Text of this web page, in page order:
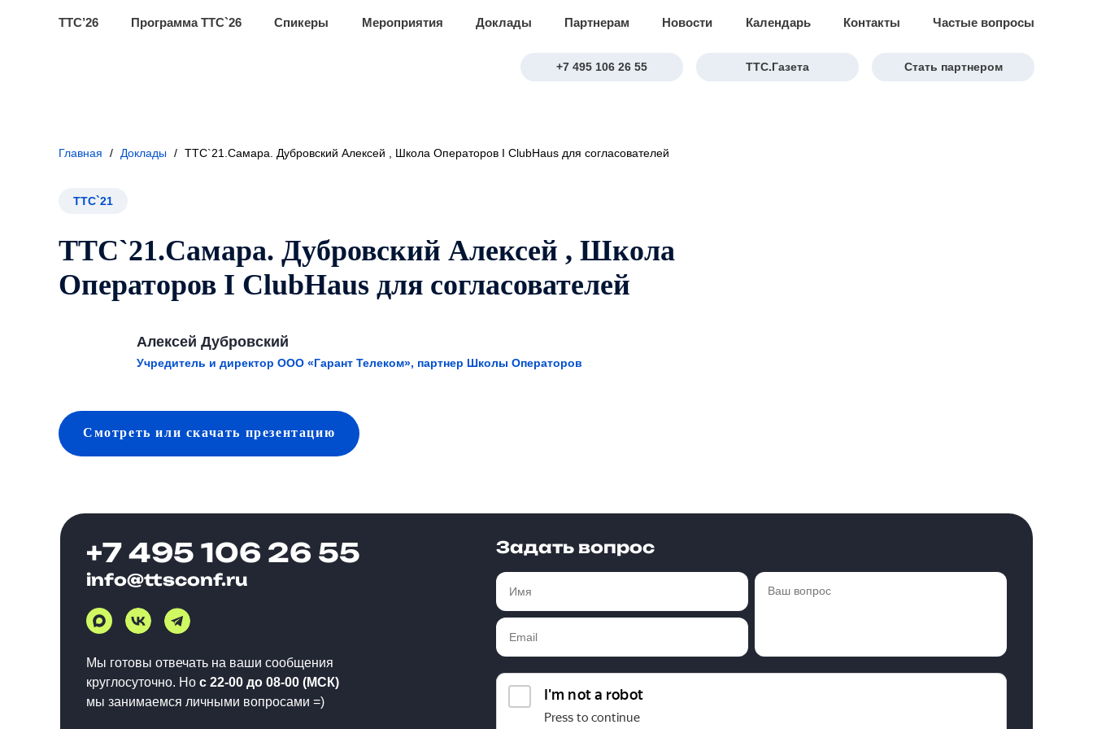
Стать партнером
ТТС.Газета
+7 495 106 26 55
ТТС’26 Программа ТТС`26 Спикеры Мероприятия Доклады Партнерам Новости Календарь Контакты Частые вопросы
Главная / Доклады / ТТС`21.Самара. Дубровский Алексей , Школа Операторов I ClubHaus для согласователей
ТТС`21
ТТС`21.Самара. Дубровский Алексей , Школа
Операторов I ClubHaus для согласователей
Алексей Дубровский
Учредитель и директор ООО «Гарант Телеком», партнер Школы Операторов
Смотретьили скачать презентацию
+7 495 106 26 55
info@ttsconf.ru
Мы готовы отвечать на ваши сообщения
круглосуточно. Но с 22-00 до 08-00 (МСК)
мы занимаемся личными вопросами =)
Задать вопрос